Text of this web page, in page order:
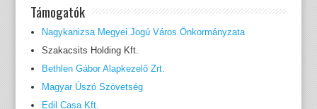
Támogatók
Nagykanizsa Megyei Jogú Város Önkormányzata
Szakacsits Holding Kft.
Bethlen Gábor Alapkezelő Zrt.
Magyar Úszó Szövetség
Edil Casa Kft.